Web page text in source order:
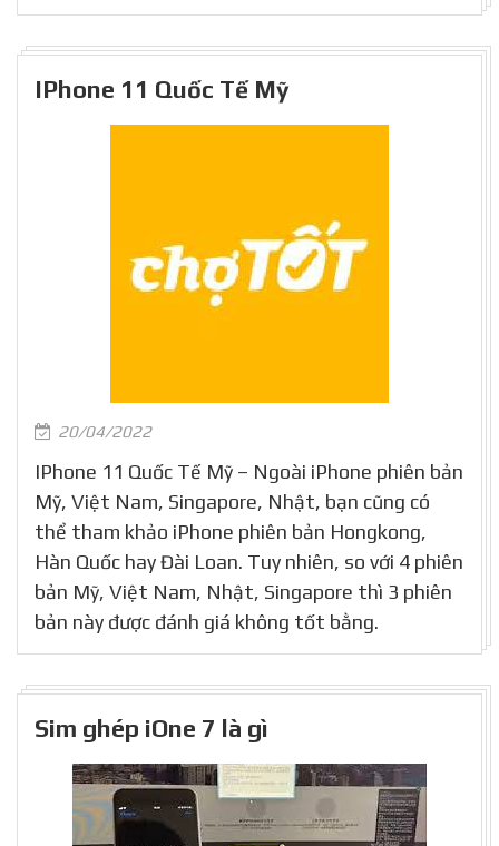
IPhone 11 Quốc Tế Mỹ
20/04/2022
IPhone 11 Quốc Tế Mỹ – Ngoài iPhone phiên bản
Mỹ, Việt Nam, Singapore, Nhật, bạn cũng có
thể tham khảo iPhone phiên bản Hongkong,
Hàn Quốc hay Đài Loan. Tuy nhiên, so với 4 phiên
bản Mỹ, Việt Nam, Nhật, Singapore thì 3 phiên
bản này được đánh giá không tốt bằng.
Sim ghép iOne 7 là gì